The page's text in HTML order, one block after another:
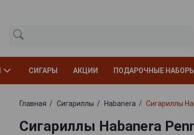
СИГАРЫ АКЦИИ ПОДАРОЧНЫЕ НАБОРЫ
Главная Сигариллы Habanera Сигариллы
Сигариллы Habanera